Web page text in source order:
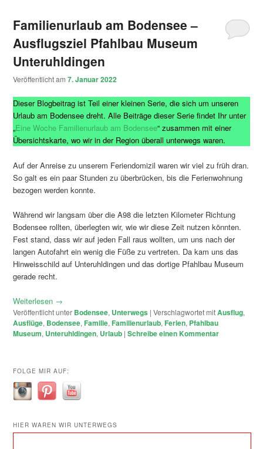
Familienurlaub am Bodensee –
Ausflugsziel Pfahlbau Museum
Unteruhldingen
Veröffentlicht am7. Januar 2022
Dieser Blogbeitrag ist Teil einer kleinen Serie, die sich um unseren
Urlaub am Bodensee dreht. Alle Beiträge dieser Serie findet Ihr unter
„Eine Woche Familienurlaub am Bodensee“ zusammen mit einer
Übersichtskarte, wo wir in der Region überall unterwegs waren.
Auf der Anreise zu unserem Feriendomizil waren wir viel zu früh dran.
So galt es ein paar Stunden zu überbrücken, bis die Ferienwohnung
bezogen werden konnte.
Während wir langsam über die A98 die letzten Kilometer Richtung
Bodensee rollten, überlegten wir, wie wir diese Zeit nutzen könnten.
Fest stand, dass wir auf jeden Fall raus wollten, um uns nach der
langen Autofahrt ein wenig die Füße zu vertreten. Da kam uns das
Hinweisschild auf Unteruhldingen und das dortige Pfahlbau Museum
gerade recht.
Weiterlesen →
Veröffentlicht unter Bodensee, Unterwegs |Verschlagwortet mitAusflug,
Ausflüge, Bodensee,Familie,Familienurlaub,Ferien, Pfahlbau
Museum, Unteruhldingen, Urlaub |Schreibe einen Kommentar
FOLGE MIR AUF:
HIER WAREN WIR UNTERWEGS